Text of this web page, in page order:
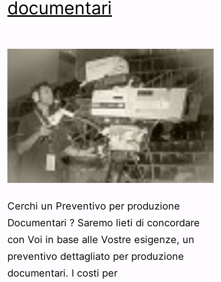
documentari
Cerchi un Preventivo per produzione
Documentari ? Saremo lieti di concordare
con Voi in base alle Vostre esigenze, un
preventivo dettagliato per produzione
documentari. I costi per